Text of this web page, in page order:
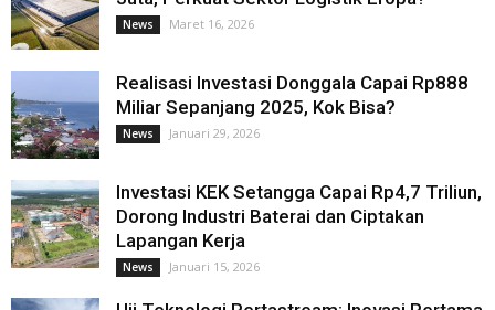
News Maret 16, 2026
Realisasi Investasi Donggala Capai Rp888
Miliar Sepanjang 2025, Kok Bisa?
News Januari 29, 2026
Investasi KEK Setangga Capai Rp4,7 Triliun,
Dorong Industri Baterai dan Ciptakan
Lapangan Kerja
News Januari 15, 2026